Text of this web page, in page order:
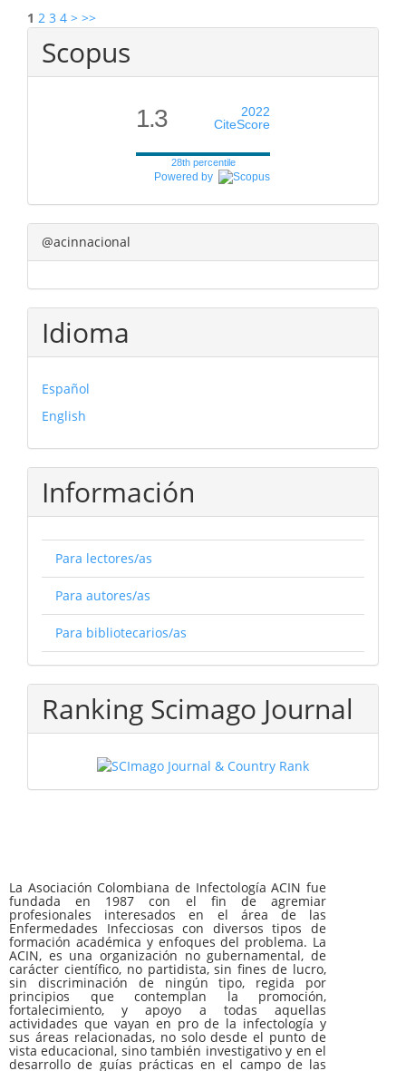
1 2 3 4 > >>
Scopus
1.3
2022
CiteScore
28th percentile
Powered by
@acinnacional
Idioma
Español
English
Información
Para lectores/as
Para autores/as
Para bibliotecarios/as
Ranking Scimago Journal
La Asociación Colombiana de Infectología ACIN fue
fundada en 1987 con el fin de agremiar
profesionales interesados en el área de las
Enfermedades Infecciosas con diversos tipos de
formación académica y enfoques del problema. La
ACIN, es una organización no gubernamental, de
carácter científico, no partidista, sin fines de lucro,
sin discriminación de ningún tipo, regida por
principios que contemplan la promoción,
fortalecimiento, y apoyo a todas aquellas
actividades que vayan en pro de la infectología y
sus áreas relacionadas, no solo desde el punto de
vista educacional, sino también investigativo y en el
desarrollo de guías prácticas en el campo de las